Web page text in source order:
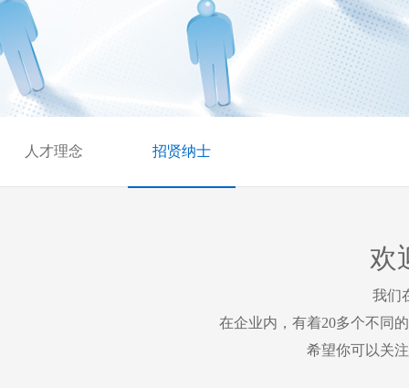
人才理念 招贤纳士
欢
我们
在企业内，有着20多个不同
希望你可以关